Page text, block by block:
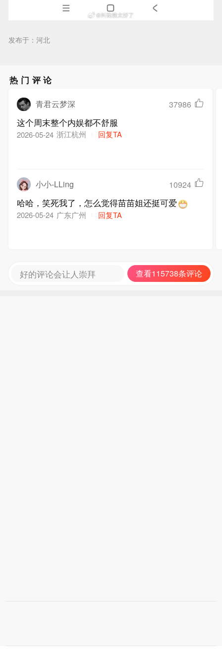
发布于：河北
热门评论
青君云梦深 37986
这个周末整个内娱都不舒服
2026-05-24 浙江杭州 回复TA
小小-LLing 10924
哈哈，笑死我了，怎么觉得苗苗姐还挺可爱
2026-05-24 广东广州 回复TA
好的评论会让人崇拜 查看115738条评论